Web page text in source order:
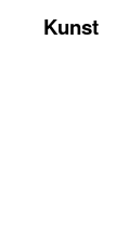
Kunst